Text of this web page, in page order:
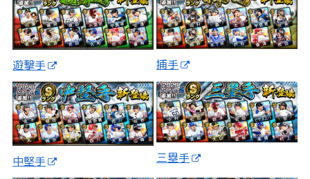
遊撃手 捕手
中堅手 三塁手